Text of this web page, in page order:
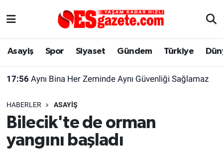
Asayiş Spor Siyaset Gündem Türkiye
17:56 Aynı Bina Her Zeminde Aynı Güvenliği Sağlamaz
HABERLER ASAYIŞ
Bilecik'te de orman
yangını başladı
Asayiş
Gündem
Türkiye
Yaşam
Eskişehirspor Arşivi
Eskişehir Arşivi
Eskişehir Nöbetçi Eczaneler
Süper Lig Puan Durumu ve Fikstür
Tüm Manşetler